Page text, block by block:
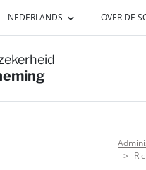
NEDERLANDS OVER DE